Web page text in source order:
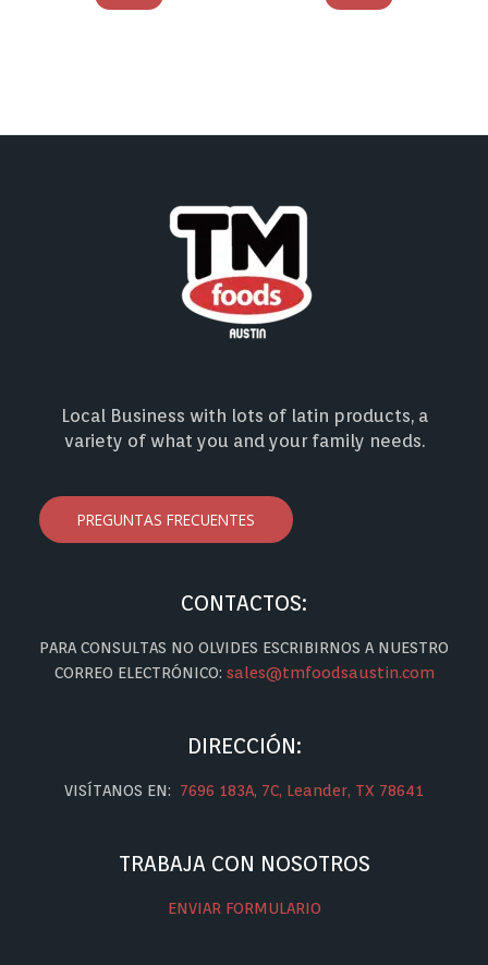
Local Business with lots of latin products, a
variety of what you and your family needs.
PREGUNTAS FRECUENTES
CONTACTOS:
PARA CONSULTAS NO OLVIDES ESCRIBIRNOS A NUESTRO
CORREO ELECTRÓNICO: sales@tmfoodsaustin.com
DIRECCIÓN:
VISÍTANOS EN: 7696 183A, 7C, Leander, TX 78641
TRABAJA CON NOSOTROS
ENVIAR FORMULARIO